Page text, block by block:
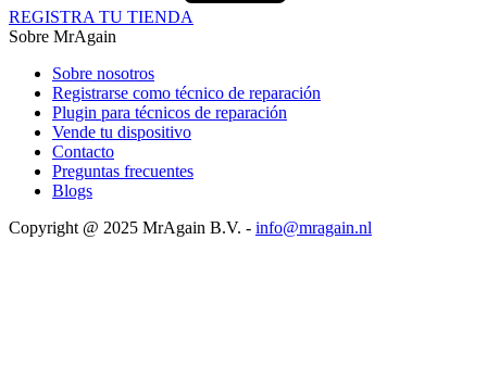
REGISTRA TU TIENDA
Sobre MrAgain
Sobre nosotros
Registrarse como técnico de reparación
Plugin para técnicos de reparación
Vende tu dispositivo
Contacto
Preguntas frecuentes
Blogs
Copyright @ 2025 MrAgain B.V. - info@mragain.nl